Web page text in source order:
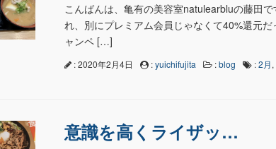
こんばんは、亀有の美容室natulearbluの藤田
れ、別にプレミアム会員じゃなくて40%還元
ャンペ […]
: 2020年2月4日 :yuichifujita :blog :2月,
意識を高くライザッ…